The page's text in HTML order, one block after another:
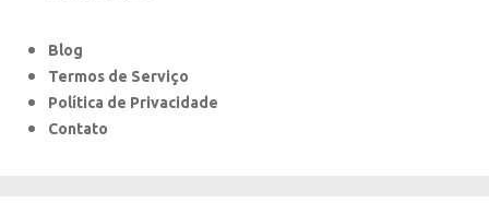
Blog
Termos de Serviço
Política de Privacidade
Contato